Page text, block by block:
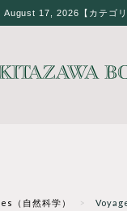
17, 2026【カテゴ
（自然科学）